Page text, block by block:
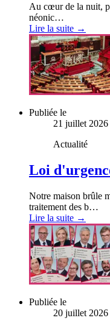
Au cœur de la nuit,
néonic…
Lire la suite →
Publiée le
21 juillet 2026
Actualité
Loi
Notre maison brûle
traitement des b…
Lire la suite →
Publiée le
20 juillet 2026